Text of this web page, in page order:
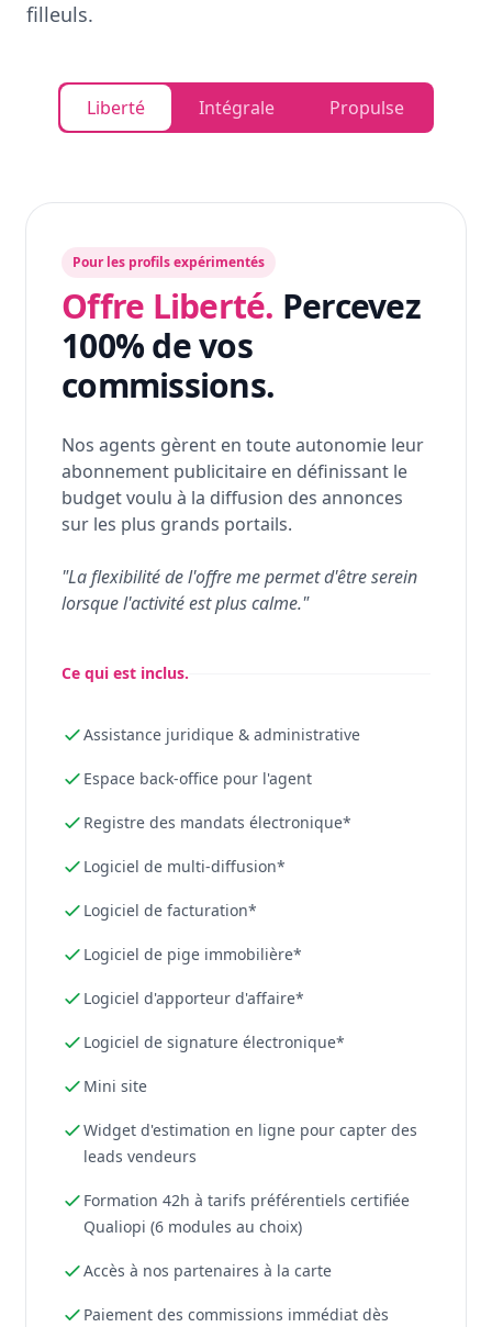
filleuls.
Liberté Intégrale Propulse
Pour les profils expérimentés
Offre Liberté. Percevez
100% de vos
commissions.
Nos agents gèrent en toute autonomie leur
abonnement publicitaire en définissant le
budget voulu à la diffusion des annonces
sur les plus grands portails.
"La flexibilité de l'offre me permet d'être serein
lorsque l'activité est plus calme."
Ce qui est inclus.
Assistance juridique & administrative
Espace back-office pour l'agent
Registre des mandats électronique*
Logiciel de multi-diffusion*
Logiciel de facturation*
Logiciel de pige immobilière*
Logiciel d'apporteur d'affaire*
Logiciel de signature électronique*
Mini site
Widget d'estimation en ligne pour capter des
leads vendeurs
Formation 42h à tarifs préférentiels certifiée
Qualiopi (6 modules au choix)
Accès à nos partenaires à la carte
Paiement des commissions immédiat dès